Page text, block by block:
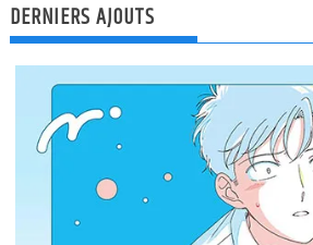
DERNIERS AJOUTS